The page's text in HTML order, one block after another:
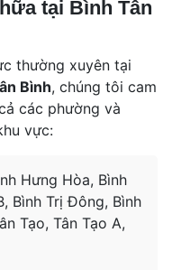
tại Bình Tân
thường xuyên tại
Bình, chúng tôi cam
các phường và
vực:
Hưng Hòa, Bình
Bình Trị Đông, Bình
Tạo, Tân Tạo A,